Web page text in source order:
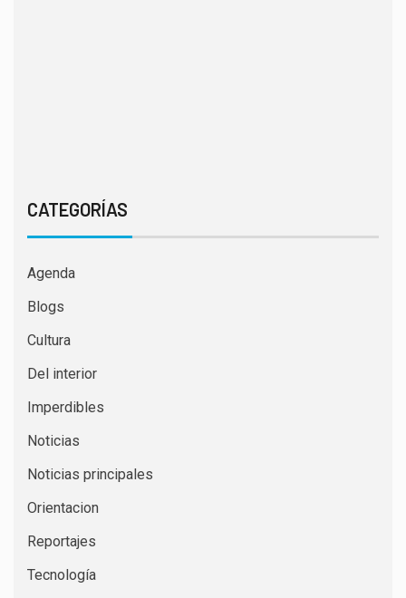
CATEGORÍAS
Agenda
Blogs
Cultura
Del interior
Imperdibles
Noticias
Noticias principales
Orientacion
Reportajes
Tecnología